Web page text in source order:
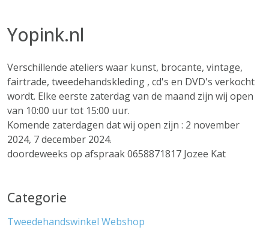
Yopink.nl
Verschillende ateliers waar kunst, brocante, vintage,
fairtrade, tweedehandskleding , cd's en DVD's verkocht
wordt. Elke eerste zaterdag van de maand zijn wij open
van 10:00 uur tot 15:00 uur.
Komende zaterdagen dat wij open zijn : 2 november
2024, 7 december 2024.
doordeweeks op afspraak 0658871817 Jozee Kat
Categorie
Tweedehandswinkel Webshop